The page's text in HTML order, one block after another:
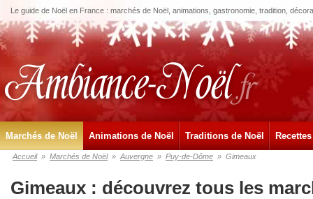
Le guide de Noël en France : marchés de Noël, animations, gastronomie, tradition,
Marchés de Noël Animations de Noël Traditions de Noël
Accueil » Marchés de Noël » Auvergne » Puy-de-Dôme » Gimeaux
Gimeaux : découvrez tous les